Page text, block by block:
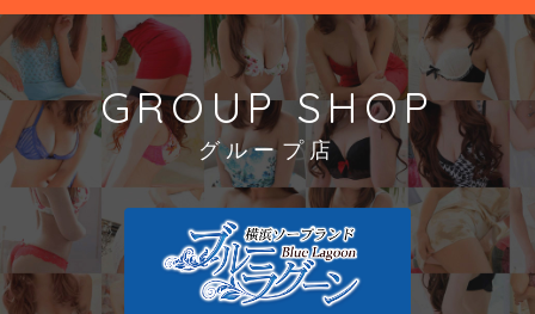
GROUP SHOP
グループ店